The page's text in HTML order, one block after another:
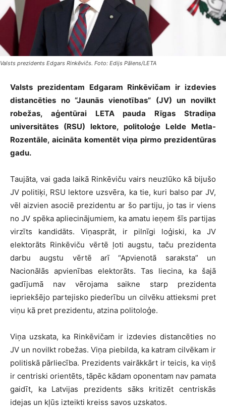
Valsts prezidents Edgars Rinkēvičs. Foto: Edijs Pālens/LETA
Valsts prezidentam Edgaram Rinkēvičam ir izdevies
distancēties no “Jaunās vienotības” (JV) un novilkt
robežas, aģentūrai LETA pauda Rīgas Stradiņa
universitātes (RSU) lektore, politoloģe Lelde Metla-
Rozentāle, aicināta komentēt viņa pirmo prezidentūras
gadu.
Taujāta, vai gada laikā Rinkēviču vairs neuzlūko kā bijušo
JV politiķi, RSU lektore uzsvēra, ka tie, kuri balso par JV,
vēl aizvien asociē prezidentu ar šo partiju, jo tas ir viens
no JV spēka apliecinājumiem, ka amatu ieņem šīs partijas
virzīts kandidāts. Viņasprāt, ir pilnīgi loģiski, ka JV
elektorāts Rinkēviču vērtē ļoti augstu, taču prezidenta
darbu augstu vērtē arī “Apvienotā saraksta” un
Nacionālās apvienības elektorāts. Tas liecina, ka šajā
gadījumā nav vērojama saikne starp prezidenta
iepriekšējo partejisko piederību un cilvēku attieksmi pret
viņu kā pret prezidentu, atzina politoloģe.
Viņa uzskata, ka Rinkēvičam ir izdevies distancēties no
JV un novilkt robežas. Viņa piebilda, ka katram cilvēkam ir
politiskā pārliecība. Prezidents vairākkārt ir teicis, ka viņš
ir centriski orientēts, tāpēc kādam oponentam nav pamata
gaidīt, ka Latvijas prezidents sāks kritizēt centriskās
idejas un kļūs izteikti kreiss savos uzskatos.